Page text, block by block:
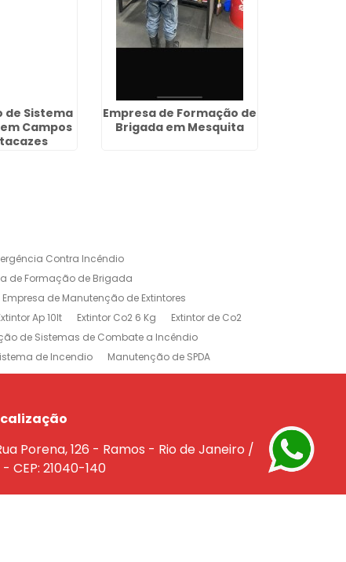
de Sistema
Campos
Empresa de Formação de
Brigada em Mesquita
Contra Incêndio
de Formação de Brigada
Empresa de Manutenção de Extintores
Ap 10lt Extintor Co2 6 Kg
Extintor de Co2
de Sistemas de Combate a Incêndio
de Incendio
Manutenção de SPDA
de Sistema de Combate a Incendio
de Extintores no Rio de Janeiro
Rio de Janeiro
Porena, 126 - Ramos - Rio de Janeiro /
- CEP: 21040-140